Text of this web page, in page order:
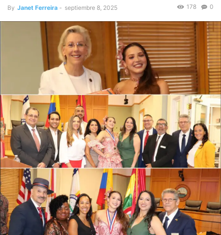
By Janet Ferreira - septiembre 8, 2025 0
178